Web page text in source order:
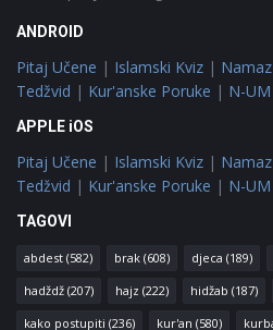
ANDROID
Pitaj Učene | Islamski Kviz |
Tedžvid | Kur'anske Poruke | N-UM
APPLE iOS
Pitaj Učene | Islamski Kviz |
Tedžvid | Kur'anske Poruke | N-UM
TAGOVI
abdest (582) brak (608) djeca (189)
hadždž (207) hajz (222) hidžab (187)
kako postupiti (236) kur'an (580)